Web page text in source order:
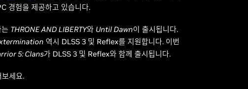
경험을 제공하고 있습니다.
THRONE AND LIBERTY와 Until Dawn이 출시됩니다.
역시 DLSS 3 및 Reflex를 지원합니다. 이번
5: Clans가 DLSS 3 및 Reflex와 함께 출시됩니다.
세요.